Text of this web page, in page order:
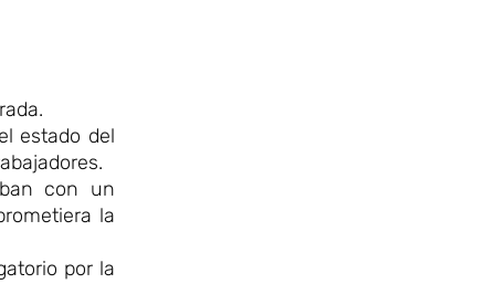
estado del
con un
la
por la